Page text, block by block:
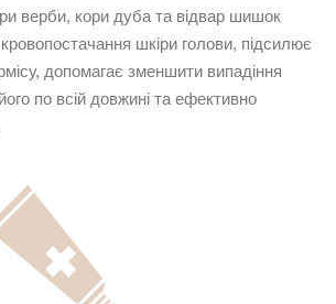
верби, кори дуба та відвар шишок
шкіри голови, підсилює
допомагає зменшити випадіння
по всій довжині та ефективно